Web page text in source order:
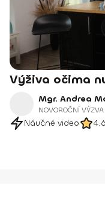
Výživa očima
Mgr. Andrea
NOVOROČNÍ
Náučné video 4.6